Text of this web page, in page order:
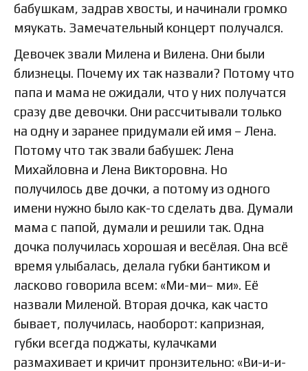
бабушкам, задрав хвосты, и начинали громко
мяукать. Замечательный концерт получался.
Девочек звали Милена и Вилена. Они были
близнецы. Почему их так назвали? Потому что
папа и мама не ожидали, что у них получатся
сразу две девочки. Они рассчитывали только
на одну и заранее придумали ей имя – Лена.
Потому что так звали бабушек: Лена
Михайловна и Лена Викторовна. Но
получилось две дочки, а потому из одного
имени нужно было как-то сделать два. Думали
мама с папой, думали и решили так. Одна
дочка получилась хорошая и весёлая. Она всё
время улыбалась, делала губки бантиком и
ласково говорила всем: «Ми-ми– ми». Её
назвали Миленой. Вторая дочка, как часто
бывает, получилась, наоборот: капризная,
губки всегда поджаты, кулачками
размахивает и кричит пронзительно: «Ви-и-и-